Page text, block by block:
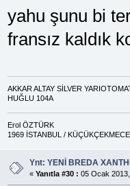
yahu şunu bi
fransız kaldık
AKKAR ALTAY SİLVER
HUĞLU 104A
Erol ÖZTÜRK
1969 İSTANBUL /
Ynt: YENİ BREDA
« Yanıtla #30 : 05 Ocak